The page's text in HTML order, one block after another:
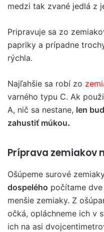
medzi tak zvané jedlá z
Pripravuje sa zo
papriky a prípadne
rýchla.
Najľahšie sa robí zo
varného typu C. Ak
A, nič sa nestane, len
zahustiť múkou.
Príprava zemiakov
Ošúpeme surové
dospelého počítame
menšie zemiaky. Z
očká, opláchneme ich v
ich na asi